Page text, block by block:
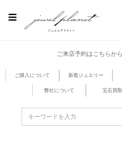
ご来店予約はこちらから
ご購入について 新着ジュエリー
弊社について 宝石買取